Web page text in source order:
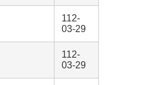
112-
03-29
112-
03-29